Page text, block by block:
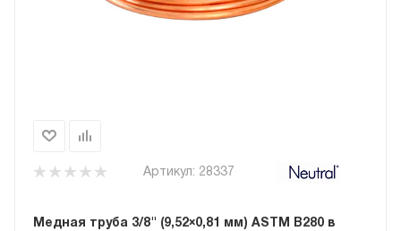
Артикул: 28337
Медная труба 3/8" (9,52×0,81 мм) ASTM B280 в